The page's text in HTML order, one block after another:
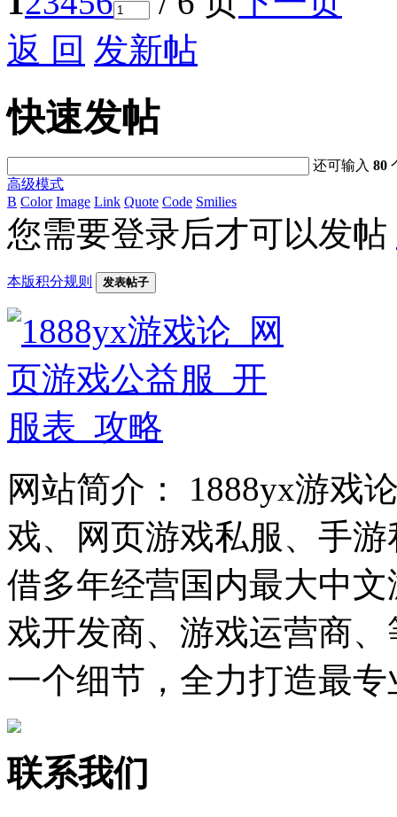
返 回 发新帖
快速发帖
还可输入80
高级模式
B Color Image Link Quote Code Smilies
您需要登录后才可以发帖
本版积分规则 发表帖子
网站简介： 1888yx游戏
戏、网页游戏私服、手
借多年经营国内最大中
戏开发商、游戏运营商
一个细节，全力打造最
联系我们